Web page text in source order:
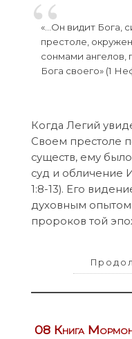
«…Он видит Бога,
престоле,
сонмами
Бога своего» (1
Когда Легий
Своем престоле
существ, ему
суд и обличение
1:8-13). Его
духовным опытом
пророков той
08 Книга